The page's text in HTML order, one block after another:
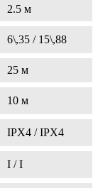
2.5 м
6\,35 / 15\,88
25 м
10 м
IPX4 / IPX4
I / I